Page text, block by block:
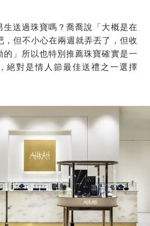
生送過珠寶嗎？喬喬說「大概是在
，但不小心在兩週就弄丟了，但收
的」所以也特別推薦珠寶確實是一
絕對是情人節最佳送禮之一選擇